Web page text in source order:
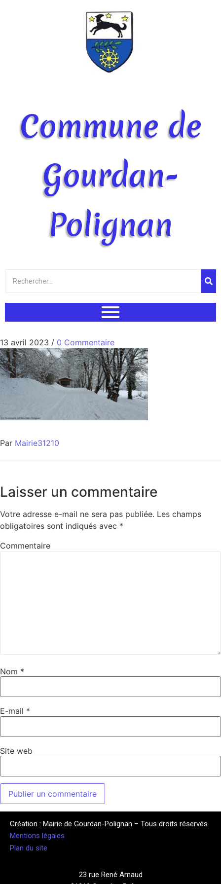
Commune de
Gourdan-
Polignan
13 avril 2023 / 0 Commentaire
Par Mairie31210
Laisser un commentaire
Votre adresse e-mail ne sera pas publiée. Les champs
obligatoires sont indiqués avec *
Commentaire
Nom *
E-mail *
Site web
Création : Mairie de Gourdan-Polignan – Tous droits réservés
Mentions légales
Plan du site
23 rue René Arnaud